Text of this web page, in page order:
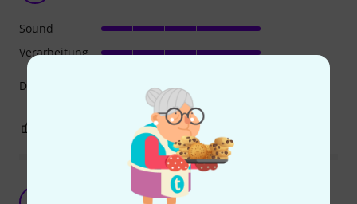
Die ultimativen Saiten für Jazzgitarre
Sound
Verarbeitung
BEWERTUNG MELDEN
das Beste was ich bisher auf meinen Klampfen